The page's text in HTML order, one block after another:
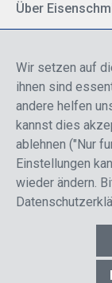
Über
Breite
Fokus auf
Sicher einkaufen
* Alle Preise
entweder für
gesetzl.
Wir setzen auf
ihnen sind
andere helfen
kannst dies
ablehnen ("Nur
Einstellungen
wieder ändern.